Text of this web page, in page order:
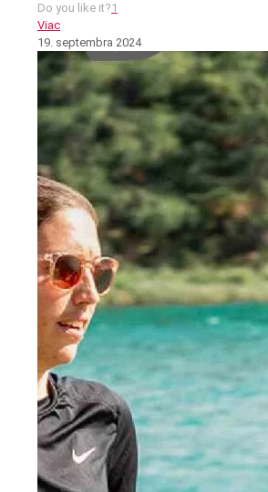
Do you like it?1
Viac
19. septembra 2024